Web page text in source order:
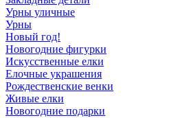
Урны уличные
Урны
Новый год!
Новогодние фигурки
Искусственные елки
Елочные украшения
Рождественские венки
Живые елки
Новогодние подарки